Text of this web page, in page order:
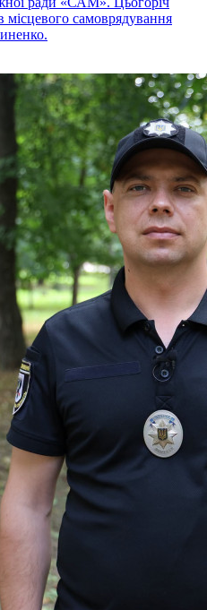
місцевого самоврядування